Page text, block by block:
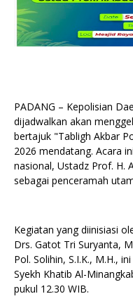
PADANG – Kepolisian
dijadwalkan akan
bertajuk "Tabligh Akbar
2026 mendatang. Acara
nasional, Ustadz Prof. H.
sebagai penceramah
Kegiatan yang diinisiasi
Drs. Gatot Tri Suryanta,
Pol. Solihin, S.I.K., M.H.,
Syekh Khatib Al-
pukul 12.30 WIB.